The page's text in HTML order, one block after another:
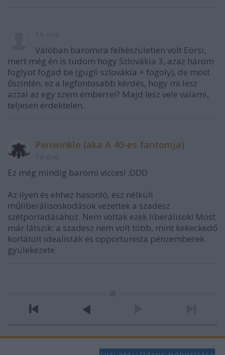
Valóban baromira felkészületlen volt Eörsi,
mert még én is tudom hogy Szlovákia 3, azaz három
foglyot fogad be (gugli szlovákia + fogoly), de most
őszintén, ez a legfontosabb kérdés, hogy mi lesz
azzal az egy szem emberrel? Majd lesz vele valami,
teljesen érdektelen.
Periwinkle (aka A 40-es fantomja)
Ez még mindig baromi vicces! :DDD
Az ilyen és ehhez hasonló, ész nélküli
műliberálisoskodások vezettek a szadesz
szétporladásához. Nem voltak ezek liberálisok! Most
már látszik: a szadesz nem volt több, mint kekeckedő
korlátolt idealisták és opportunista pénzemberek
gyülekezete.